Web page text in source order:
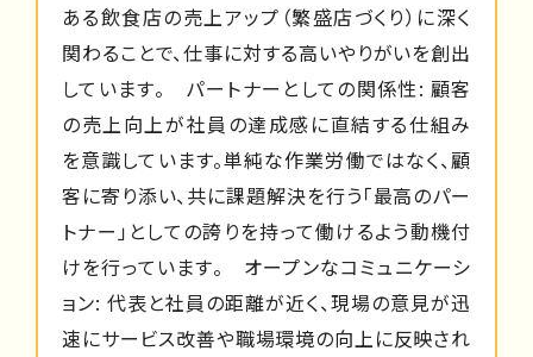
ある飲食店の売上アップ（繁盛店づくり）に深く
関わることで、仕事に対する高いやりがいを創出
しています。 パートナーとしての関係性: 顧客
の売上向上が社員の達成感に直結する仕組み
を意識しています。単純な作業労働ではなく、顧
客に寄り添い、共に課題解決を行う「最高のパー
トナー」としての誇りを持って働けるよう動機付
けを行っています。 オープンなコミュニケーシ
ョン: 代表と社員の距離が近く、現場の意見が迅
速にサービス改善や職場環境の向上に反映され